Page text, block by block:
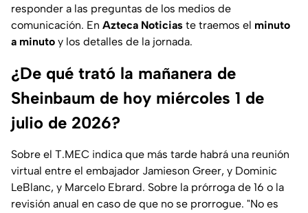
responder a las preguntas de los medios de
comunicación. En Azteca Noticias te traemos el minuto
a minuto y los detalles de la jornada.
¿De qué trató la mañanera de
Sheinbaum de hoy miércoles 1 de
julio de 2026?
Sobre el T.MEC indica que más tarde habrá una reunión
virtual entre el embajador Jamieson Greer, y Dominic
LeBlanc, y Marcelo Ebrard. Sobre la prórroga de 16 o la
revisión anual en caso de que no se prorrogue. "No es